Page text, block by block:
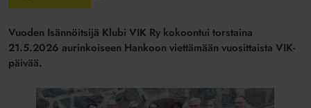
Vuoden Isännöitsijä Klubi VIK Ry kokoontui torstaina
21.5.2026 aurinkoiseen Hankoon viettämään vuosittaista VIK-
päivää.